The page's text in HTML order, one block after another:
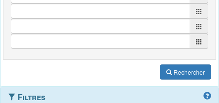
Rechercher
Filtres